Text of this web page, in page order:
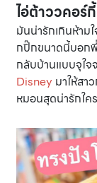
ไอ่ต้าววคอ
มันน่ารักเกินห้าม
กปิ๊กขนาดนี้บอก
กลับบ้านแบบจุใจ
Disney มาให้สา
หมอนสุดน่ารักใค